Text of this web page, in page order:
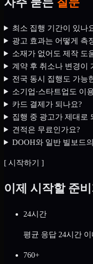
최소 집행 기간이 있나
광고 효과는 어떻게 측
소재가 없어도 제작 도
계약 후 취소나 변경이
전국 동시 집행도 가능
소기업·스타트업도 이
카드 결제가 되나요?
집행 중 광고가 제대로
견적은 무료인가요?
DOOH와 일반 빌보드
[ 시작하기 ]
이제 시작할 준
24시간
평균 응답 24시간 이
760+